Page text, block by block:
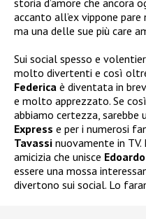
accanto all’ex vippone
ma una delle sue più care
Sui social spesso e
molto divertenti e così
Federica è diventata in
e molto apprezzato. Se
abbiamo certezza, sarebbe
Express e per i numerosi
Tavassi nuovamente in
amicizia che unisce Edoardo
essere una mossa
divertono sui social. Lo